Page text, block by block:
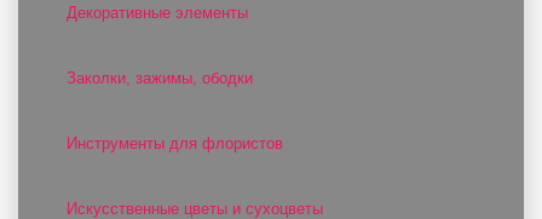
Декоративные элементы
Заколки, зажимы, ободки
Инструменты для флористов
Искусственные цветы и сухоцветы